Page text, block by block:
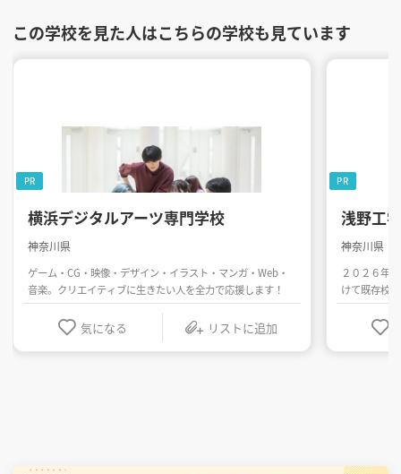
この学校を見た人はこちらの学校も見ています
横浜デジタルアーツ専門学校
神奈川県
ゲーム・CG・映像・デザイン・イラスト・マンガ・Web・
音楽。クリエイティブに生きたい人を全力で応援します！
気になる リストに追加
PR
浅野工
神奈川県
２０２６年
けて既存校
PR